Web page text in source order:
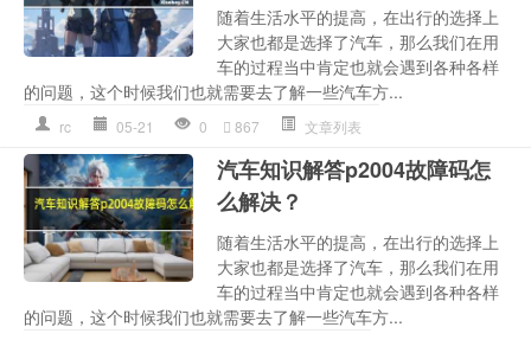
随着生活水平的提高，在出行的选择上
大家也都是选择了汽车，那么我们在用
车的过程当中肯定也就会遇到各种各样
的问题，这个时候我们也就需要去了解一些汽车方...
rc 05-21 0 867 文章列表
汽车知识解答p2004故障码怎
么解决？
随着生活水平的提高，在出行的选择上
大家也都是选择了汽车，那么我们在用
车的过程当中肯定也就会遇到各种各样
的问题，这个时候我们也就需要去了解一些汽车方...